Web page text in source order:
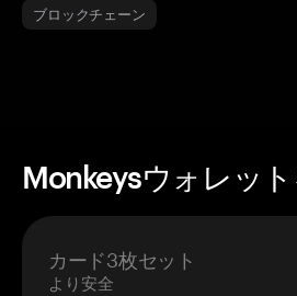
ブロックチェーン
Monkeysウォレッ
カード3枚セット
より安全